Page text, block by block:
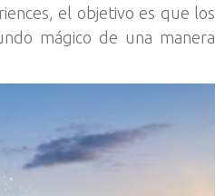
el objetivo es que los
mágico de una manera